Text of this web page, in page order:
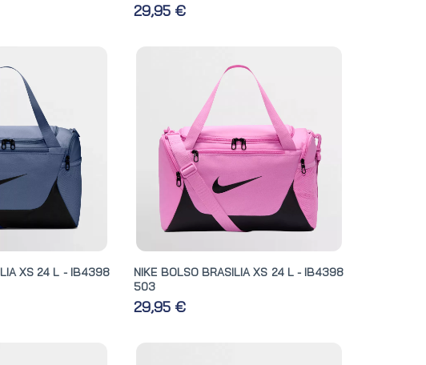
29,95 €
XS 24 L - IB4398
NIKE BOLSO BRASILIA XS 24 L - IB4398
503
29,95 €